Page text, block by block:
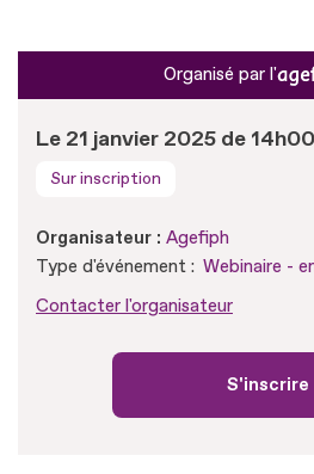
Organisé par l'
Le 21 janvier 2025 de
Sur inscription
Organisateur : Agefiph
Type d'événement : Webinaire -
Contacter l'organisateur
S'inscrire